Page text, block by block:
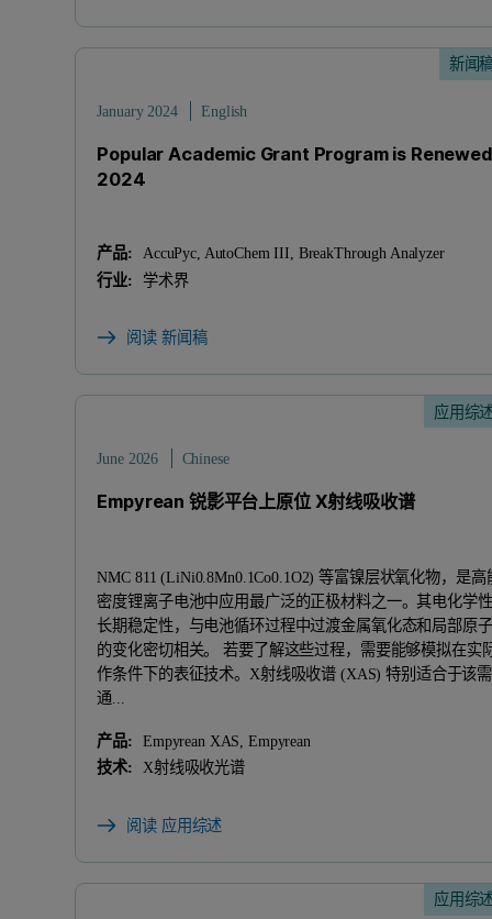
新闻
January 2024 English
Popular Academic Grant Program is
2024
产品:
AccuPyc, AutoChem III, BreakThrough Analyzer
行业:
学术界
阅读 新闻稿
应用综
June 2026 Chinese
Empyrean 锐影平台上原位 X射线吸收谱
NMC 811 (LiNi0.8Mn0.1Co0.1O2) 等富镍层状氧化物，是高
密度锂离子电池中应用最广泛的正极材料之一。其电化学
长期稳定性，与电池循环过程中过渡金属氧化态和局部原
的变化密切相关。 若要了解这些过程，需要能够模拟在实
作条件下的表征技术。X射线吸收谱 (XAS) 特别适合于该
通...
产品:
Empyrean XAS, Empyrean
技术:
X射线吸收光谱
阅读 应用综述
应用综